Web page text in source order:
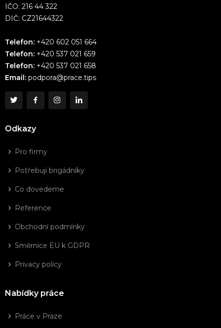
IČO: 216 44 322
DIČ: CZ21644322
Telefon: +420 602 051 664
Telefon: +420 537 021 659
Telefon: +420 537 021 658
Email: podpora@prace.tips
Odkazy
Pro firmy
Potřebuji brigádníky
Co dovedeme
Reference
Obchodní podmínky
Směrnice EU k GDPR
Privacy policy
Nabídky práce
Práce v Praze